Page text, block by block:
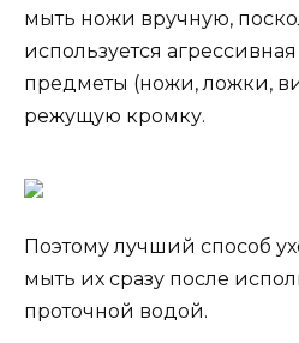
мыть ножи вручную,
используется
предметы (ножи, ложки,
режущую кромку.
Поэтому лучший способ
мыть их сразу после
проточной водой.